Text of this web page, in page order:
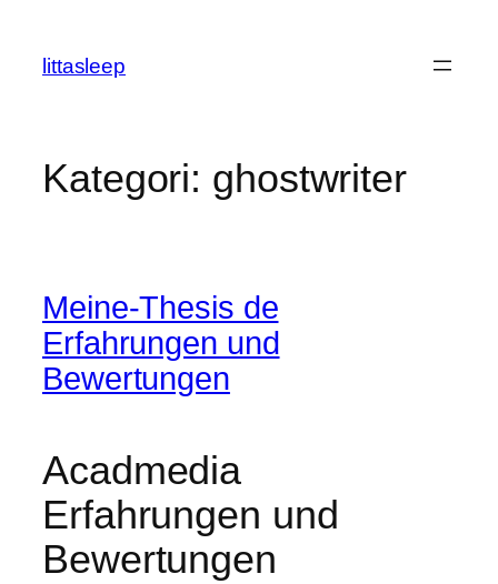
littasleep
Kategori: ghostwriter
Meine-Thesis de
Erfahrungen und
Bewertungen
Acadmedia
Erfahrungen und
Bewertungen